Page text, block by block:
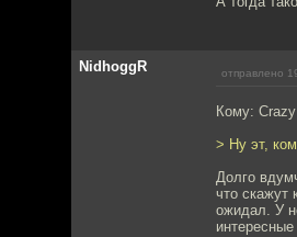
NidhoggR отправлено
Кому:
> Ну эт,
Долго
что скажут
ожидал. У